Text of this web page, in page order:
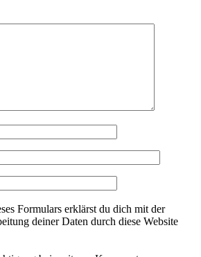
Formulars erklärst du dich mit der
deiner Daten durch diese Website